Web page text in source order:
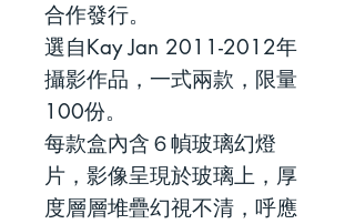
合作發行。
選自Kay Jan 2011-2012年
攝影作品，一式兩款，限量
100份。
每款盒內含６幀玻璃幻燈
片，影像呈現於玻璃上，厚
度層層堆疊幻視不清，呼應